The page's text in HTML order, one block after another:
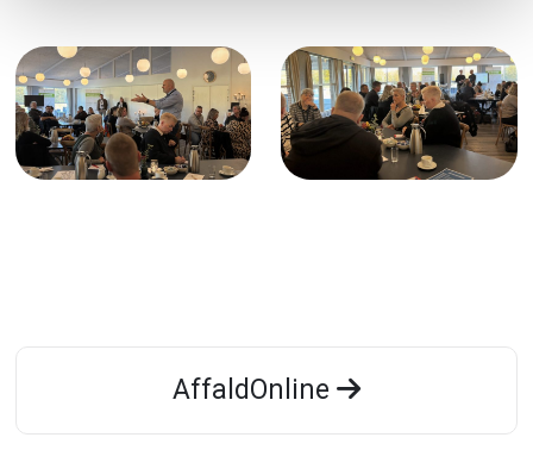
AffaldOnline